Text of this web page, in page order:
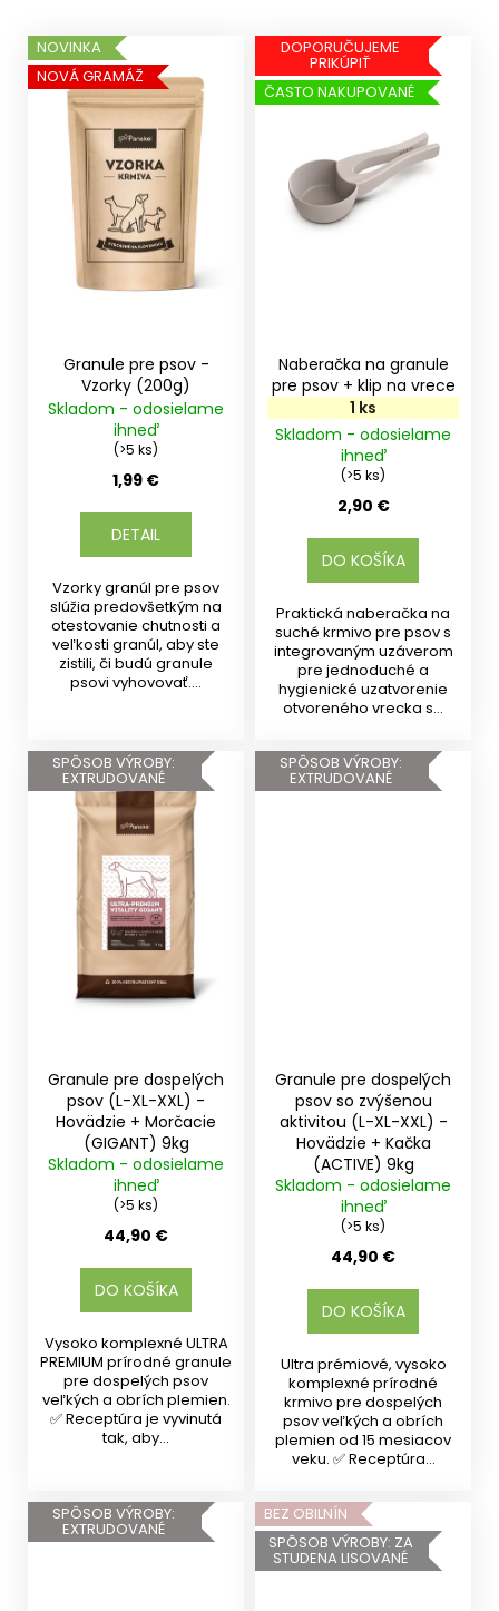
V
ý
p
NOVINKA
NOVÁ GRAMÁŽ
Granule pre psov -
Vzorky (200g)
Skladom - odosielame
ihneď
(>5 ks)
1,99 €
DETAIL
Vzorky granúl pre psov
slúžia predovšetkým na
otestovanie chutnosti a
veľkosti granúl, aby ste
zistili, či budú granule
psovi vyhovovať....
DOPORUČUJEME
PRIKÚPIŤ
ČASTO NAKUPOVANÉ
Naberačka na granule
1 ks
Skladom - odosielame
ihneď
(>5 ks)
2,90 €
DO KOŠÍKA
Praktická naberačka na
suché krmivo pre psov s
integrovaným uzáverom
pre jednoduché a
hygienické uzatvorenie
otvoreného vrecka s...
SPÔSOB VÝROBY:
EXTRUDOVANÉ
Granule pre dospelých
psov (L-XL-XXL) -
Hovädzie + Morčacie
(GIGANT) 9kg
Skladom - odosielame
ihneď
(>5 ks)
44,90 €
DO KOŠÍKA
Vysoko komplexné ULTRA
PREMIUM prírodné granule
pre dospelých psov
veľkých a obrích plemien.
✅ Receptúra je vyvinutá
tak, aby...
SPÔSOB VÝROBY:
EXTRUDOVANÉ
Granule pre dospelých
psov so zvýšenou
aktivitou (L-XL-XXL) -
Hovädzie + Kačka
(ACTIVE) 9kg
Skladom - odosielame
ihneď
(>5 ks)
44,90 €
DO KOŠÍKA
Ultra prémiové, vysoko
komplexné prírodné
krmivo pre dospelých
psov veľkých a obrích
plemien od 15 mesiacov
veku. ✅ Receptúra...
SPÔSOB VÝROBY:
EXTRUDOVANÉ
BEZ OBILNÍN
SPÔSOB VÝROBY: ZA
STUDENA LISOVANÉ